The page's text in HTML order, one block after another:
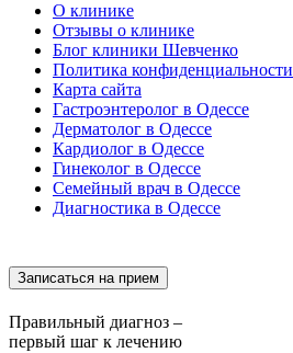
О клинике
Отзывы о клинике
Блог клиники Шевченко
Политика конфиденциальности
Карта сайта
Гастроэнтеролог в Одессе
Дерматолог в Одессе
Кардиолог в Одессе
Гинеколог в Одессе
Семейный врач в Одессе
Диагностика в Одессе
Записаться на прием
Правильный диагноз –
первый шаг к лечению